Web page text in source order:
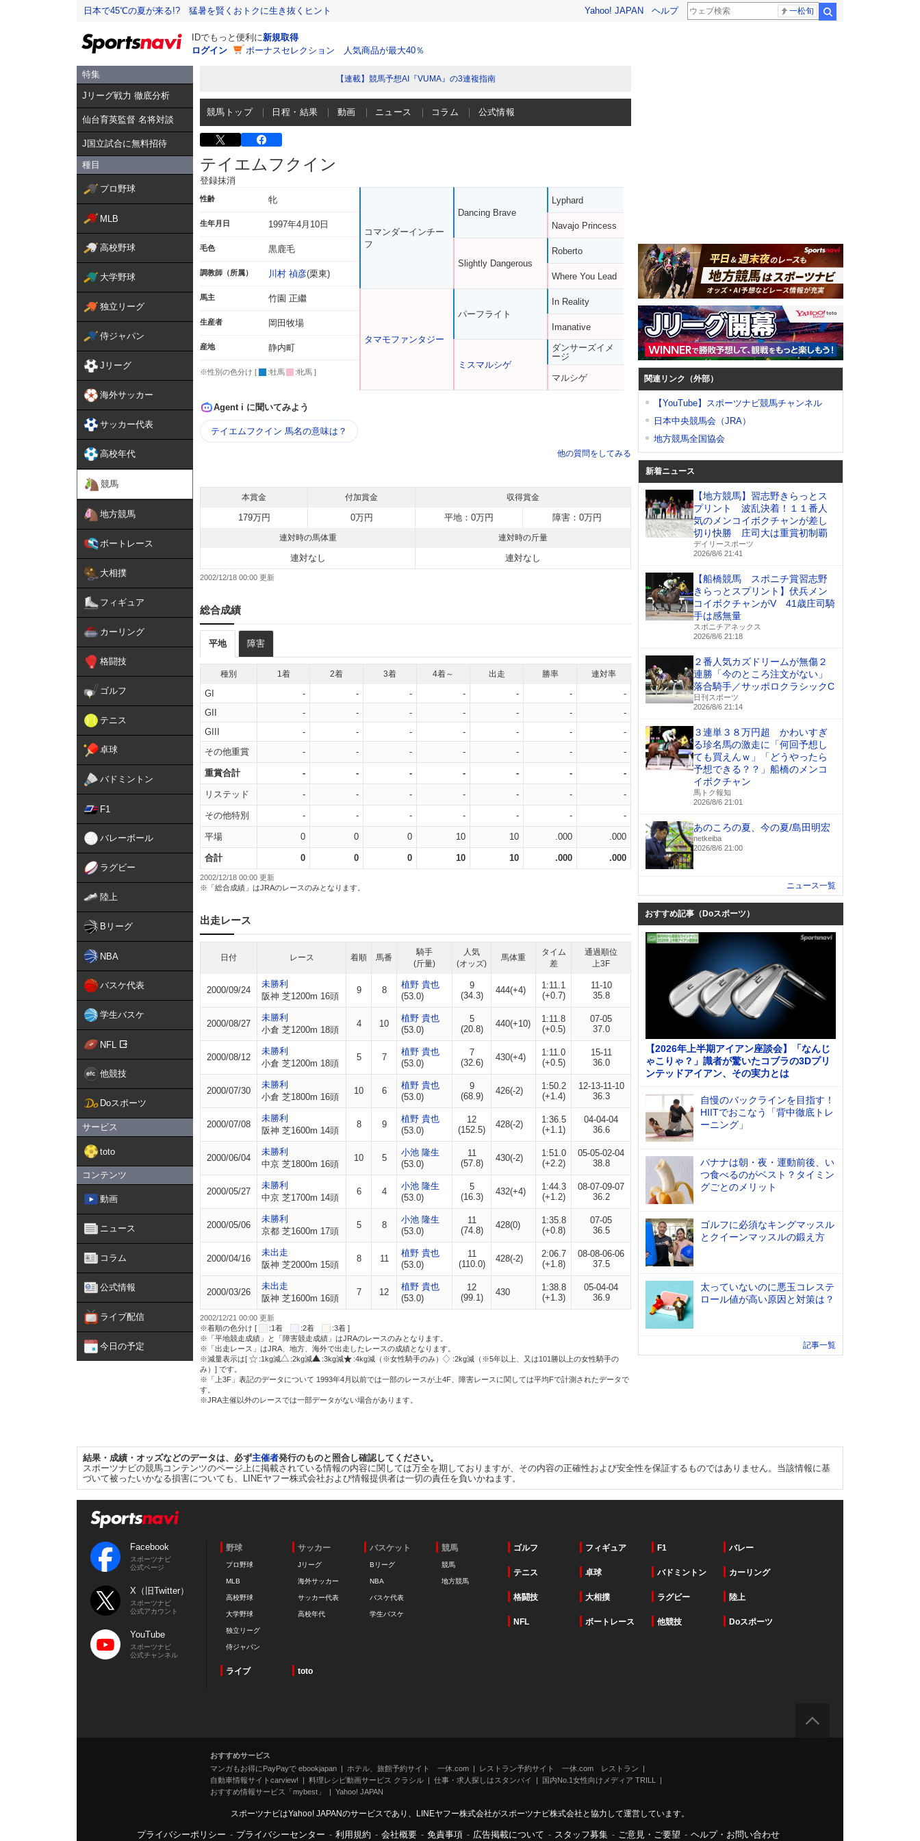
日本で45℃の夏が来る!? 猛暑を賢くおトクに生き抜くヒント Yahoo! JAPAN ヘルプ 一松旬
IDでもっと便利に新規取得
ログイン
ボーナスセレクション 人気商品が最大40％
特集
Jリーグ戦力 徹底分析
仙台育英監督 名将対談
J国立試合に無料招待
種目
プロ野球
MLB
高校野球
大学野球
独立リーグ
侍ジャパン
Jリーグ
海外サッカー
サッカー代表
高校年代
競馬
地方競馬
ボートレース
大相撲
フィギュア
カーリング
格闘技
ゴルフ
テニス
卓球
バドミントン
F1
バレーボール
ラグビー
陸上
Bリーグ
NBA
バスケ代表
学生バスケ
NFL
他競技
Doスポーツ
サービス
toto
コンテンツ
動画
ニュース
コラム
公式情報
ライブ配信
今日の予定
【連載】競馬予想AI『VUMA』の3連複指南
競馬トップ 日程・結果 動画 ニュース コラム 公式情報
テイエムフクイン
登録抹消
性齢 牝
生年月日 1997年4月10日
毛色 黒鹿毛
調教師（所属） 川村 禎彦(栗東)
馬主 竹園 正繼
生産者 岡田牧場
産地 静内町
※性別の色分け [ :牡馬 :牝馬 ]
コマンダーインチー
フ
タマモファンタジー
Dancing Brave
Slightly Dangerous
パーフライト
ミスマルシゲ
Lyphard
Navajo Princess
Roberto
Where You Lead
In Reality
Imanative
ダンサーズイメ
ージ
マルシゲ
Agent i に聞いてみよう
テイエムフクイン 馬名の意味は？
他の質問をしてみる
本賞金 付加賞金 収得賞金
179万円 0万円 平地：0万円 障害：0万円
連対時の馬体重 連対時の斤量
連対なし 連対なし
2002/12/18 00:00
総合成績
平地 障害
種別 1着 2着 3着 4着～ 出走 勝率 連対率
GI - - - - - -
-
GII
- - - - - -
-
GIII
- - - - - -
-
その他重賞
- - - - - - -
重賞合計 - - - - - - -
リステッド - - - - - - -
その他特別 - - - - - - -
平場 0 0 0 10 10 .000 .000
合計 0 0 0 10 10 .000 .000
2002/12/18 00:00 更新
※「総合成績」はJRAのレースのみとなります。
出走レース
日付 レース 着順 馬番
騎手
(斤量)
人気
(オッズ)
馬体重
タイム
差
通過順位
上3F
2000/09/24
未勝利
阪神 芝1200m 16頭
9 8
植野 貴也
(53.0)
9
(34.3)
444(+4)
1:11.1
(+0.7)
11-10
35.8
2000/08/27
未勝利
小倉 芝1200m 18頭
4 10
植野 貴也
(53.0)
5
(20.8)
440(+10)
1:11.8
(+0.5)
07-05
37.0
2000/08/12
未勝利
小倉 芝1200m 18頭
5 7
植野 貴也
(53.0)
7
(32.6)
430(+4)
1:11.0
(+0.5)
15-11
36.0
2000/07/30
未勝利
小倉 芝1800m 16頭
10 6
植野 貴也
(53.0)
9
(68.9)
426(-2)
1:50.2
(+1.4)
12-13-11-10
36.3
2000/07/08
未勝利
阪神 芝1600m 14頭
8 9
植野 貴也
(53.0)
12
(152.5)
428(-2)
1:36.5
(+1.1)
04-04-04
36.6
2000/06/04
未勝利
中京 芝1800m 16頭
10 5
小池 隆生
(53.0)
11
(57.8)
430(-2)
1:51.0
(+2.2)
05-05-02-04
38.8
2000/05/27
未勝利
中京 芝1700m 14頭
6 4
小池 隆生
(53.0)
5
(16.3)
432(+4)
1:44.3
(+1.2)
08-07-09-07
36.2
2000/05/06
未勝利
京都 芝1600m 17頭
5 8
小池 隆生
(53.0)
11
(74.8)
428(0)
1:35.8
(+0.8)
07-05
36.5
2000/04/16
未出走
阪神 芝2000m 15頭
8 11
植野 貴也
(53.0)
11
(110.0)
428(-2)
2:06.7
(+1.8)
08-08-06-06
37.5
2000/03/26
未出走
阪神 芝1600m 16頭
7 12
植野 貴也
(53.0)
12
(99.1)
430
1:38.8
(+1.3)
05-04-04
36.9
2002/12/21 00:00 更新
※着順の色分け [
:1着 :2着
:3着 ]
※「平地競走成績」と「障害競走成績」はJRAのレースのみとなります。
※「出走レース」はJRA、地方、海外で出走したレースの成績となります。
※減量表示は[
:1kg減 :2kg減 :3kg減 :4kg減（※女性騎手のみ）
:2kg減（※5年以上、又は101勝以上の女性騎手の
み）] です。
※「上3F」表記のデータについて 1993年4月以前では一部のレースが上4F、障害レースに関しては平均Fで計測されたデータで
す。
※JRA主催以外のレースでは一部データがない場合があります。
関連リンク（外部）
【YouTube】スポーツナビ競馬チャンネル
日本中央競馬会（JRA）
地方競馬全国協会
新着ニュース
【地方競馬】習志野きらっとス
プリント 波乱決着！１１番人
気のメンコイボクチャンが差し
切り快勝 庄司大は重賞初制覇
デイリースポーツ
2026/8/6 21:41
【船橋競馬 スポニチ賞習志野
きらっとスプリント】伏兵メン
コイボクチャンがV 41歳庄司騎
手は感無量
スポニチアネックス
2026/8/6 21:18
２番人気カズドリームが無傷２
連勝「今のところ注文がない」
落合騎手／サッポロクラシックC
日刊スポーツ
2026/8/6 21:14
３連単３８万円超 かわいすぎ
る珍名馬の激走に「何回予想し
ても買えんｗ」「どうやったら
予想できる？？」船橋のメンコ
イボクチャン
馬トク報知
2026/8/6 21:01
あのころの夏、今の夏/島田明宏
netkeiba
2026/8/6 21:00
ニュース一覧
おすすめ記事（Doスポーツ）
【2026年上半期アイアン座談会】「なんじ
ゃこりゃ？」識者が驚いたコブラの3Dプリ
ンテッドアイアン、その実力とは
自慢のバックラインを目指す！
HIITでおこなう「背中徹底トレ
ーニング」
バナナは朝・夜・運動前後、い
つ食べるのがベスト？タイミン
グごとのメリット
ゴルフに必須なキングマッスル
とクイーンマッスルの鍛え方
太っていないのに悪玉コレステ
ロール値が高い原因と対策は？
記事一覧
結果・成績・オッズなどのデータは、必ず主催者発行のものと照合し確認してください。
スポーツナビの競馬コンテンツのページ上に掲載されている情報の内容に関しては万全を期しておりますが、その内容の正確性および安全性を保証するものではありません。当該情報に基
づいて被ったいかなる損害についても、LINEヤフー株式会社および情報提供者は一切の責任を負いかねます。
Facebook
スポーツナビ
公式ページ
X（旧Twitter）
スポーツナビ
公式アカウント
YouTube
スポーツナビ
公式チャンネル
野球
プロ野球
MLB
高校野球
大学野球
独立リーグ
侍ジャパン
サッカー
Jリーグ
海外サッカー
サッカー代表
高校年代
バスケット
Bリーグ
NBA
バスケ代表
学生バスケ
競馬
競馬
地方競馬
ゴルフ フィギュア F1 バレー
テニス 卓球 バドミントン カーリング
格闘技 大相撲 ラグビー 陸上
NFL ボートレース 他競技 Doスポーツ
ライブ toto
おすすめサービス
マンガもお得にPayPayで ebookjapan
ホテル、旅館予約サイト 一休.com
レストラン予約サイト 一休.com レストラン
自動車情報サイトcarview!
料理レシピ動画サービス クラシル 仕事・求人探しはスタンバイ
国内No.1女性向けメディア TRILL
おすすめ情報サービス「mybest」
Yahoo! JAPAN
スポーツナビはYahoo! JAPANのサービスであり、LINEヤフー株式会社がスポーツナビ株式会社と協力して運営しています。
プライバシーポリシー - プライバシーセンター - 利用規約 - 会社概要 - 免責事項 - 広告掲載について - スタッフ募集 - ご意見・ご要望 - ヘルプ・お問い合わせ